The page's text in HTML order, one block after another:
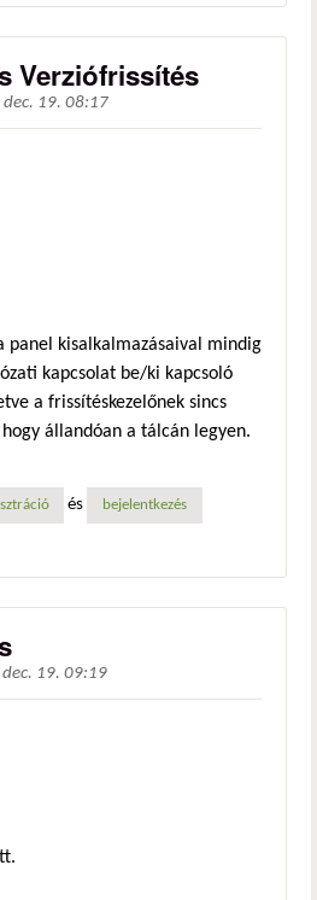
Verziófrissítés
19. 08:17
panel kisalkalmazásaival mindig
kapcsolat be/ki kapcsoló
a frissítéskezelőnek sincs
állandóan a tálcán legyen.
és bejelentkezés
19. 09:19